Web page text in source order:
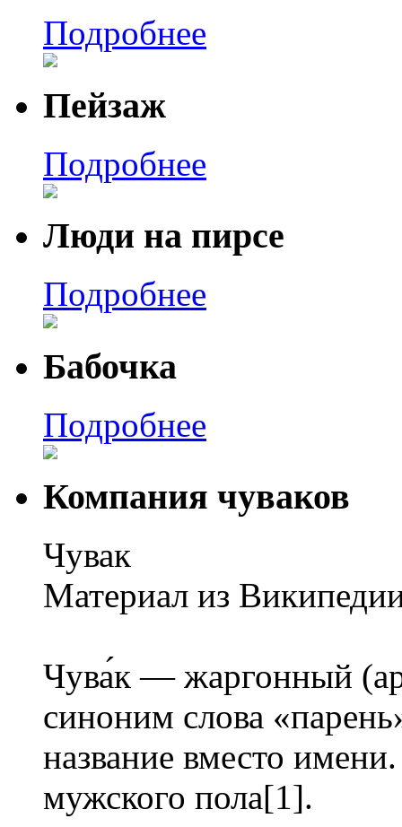
Подробнее
Пейзаж
Подробнее
Люди на пирсе
Подробнее
Бабочка
Подробнее
Компания чуваков
Чувак
Материал из
Чува́к — жаргонный
синоним слова
название вместо
мужского пола[1].